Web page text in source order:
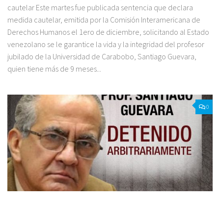
cautelar Este martes fue publicada sentencia que declara
medida cautelar, emitida por la Comisión Interamericana de
Derechos Humanos el 1ero de diciembre, solicitando al Estado
venezolano se le garantice la vida y la integridad del profesor
jubilado de la Universidad de Carabobo, Santiago Guevara,
quien tiene más de 9 meses...
0